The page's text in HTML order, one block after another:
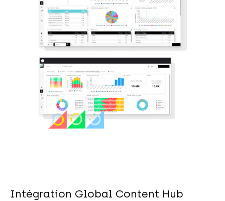
Intégration Global Content Hub